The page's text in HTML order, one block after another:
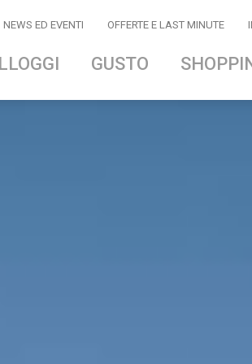
NEWS ED EVENTI OFFERTE E LAST MINUTE
GUSTO